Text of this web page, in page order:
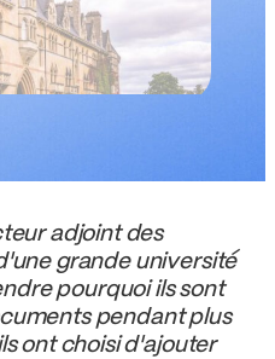
adjoint des
grande université
pourquoi ils sont
pendant plus
ont choisi d'ajouter